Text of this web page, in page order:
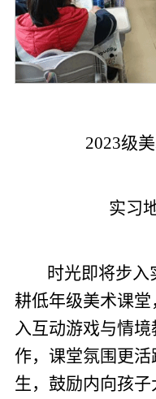
2023级
实习
时光即将步入
耕低年级美术课
入互动游戏与情
作，课堂氛围更
生，鼓励内向孩